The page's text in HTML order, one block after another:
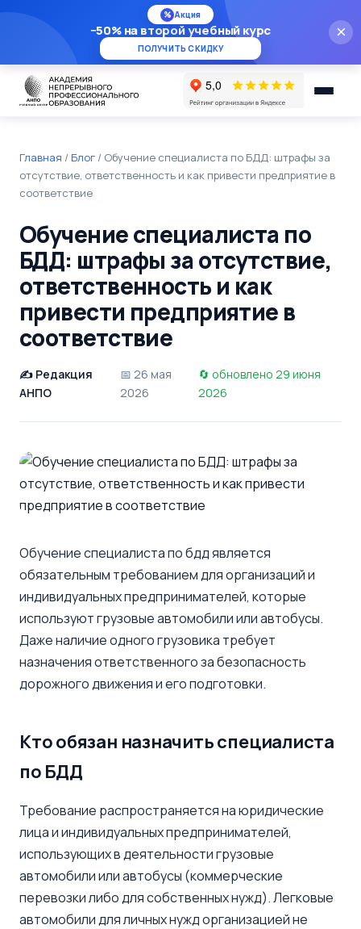
×
% Акция
−50% на второй учебный курс
ПОЛУЧИТЬ СКИДКУ
Главная / Блог / Обучение специалиста по БДД: штрафы за
отсутствие, ответственность и как привести предприятие в
соответствие
Обучение специалиста по
БДД: штрафы за отсутствие,
ответственность и как
привести предприятие в
соответствие
Редакция
АНПО
26 мая
2026
обновлено 29 июня
2026
Обучение специалиста по бдд является
обязательным требованием для организаций и
индивидуальных предпринимателей, которые
используют грузовые автомобили или автобусы.
Даже наличие одного грузовика требует
назначения ответственного за безопасность
дорожного движения и его подготовки.
Кто обязан назначить специалиста
по БДД
Требование распространяется на юридические
лица и индивидуальных предпринимателей,
использующих в деятельности грузовые
автомобили или автобусы (коммерческие
перевозки либо для собственных нужд). Легковые
автомобили для личных нужд организацией не